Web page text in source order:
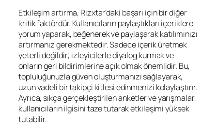
Etkileşim artırma, Rizxtar’daki başarı için bir diğer
kritik faktördür. Kullanıcıların paylaştıkları içeriklere
yorum yaparak, beğenerek ve paylaşarak katılımınızı
artırmanız gerekmektedir. Sadece içerik üretmek
yeterli değildir; izleyicilerle diyalog kurmak ve
onların geri bildirimlerine açık olmak önemlidir. Bu,
topluluğunuzla güven oluşturmanızı sağlayarak,
uzun vadeli bir takipçi kitlesi edinmenizi kolaylaştırır.
Ayrıca, sıkça gerçekleştirilen anketler ve yarışmalar,
kullanıcıların ilgisini taze tutarak etkileşimi yüksek
tutabilir.